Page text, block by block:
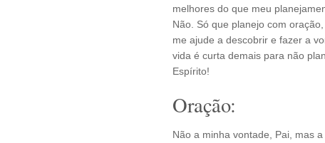
melhores do que meu
Não. Só que planejo com
me ajude a descobrir e fazer a
vida é curta demais para não
Espírito!
Oração:
Não a minha vontade, Pai, mas